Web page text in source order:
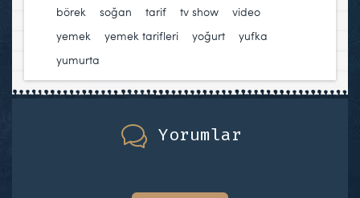
börek
soğan tarif tv show video
yemek
yemek tarifleri yoğurt yufka
yumurta
Yorumlar